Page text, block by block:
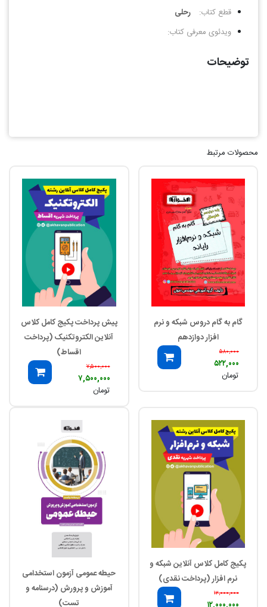
قطع کتاب:
رحلی
ویدئوی معرفی کتاب:
توضیحات
محصولات مرتبط
گام به گام دروس شبکه و نرم
افزار دوازدهم
۵۸۰,۰۰۰
۵۲۲,۰۰۰
تومان
پیش پرداخت پکیج کامل کلاس
آنلاین الکتروتکنیک (پرداخت
اقساط)
۷,۵۰۰,۰۰۰
۷,۵۰۰,۰۰۰
تومان
پکیج کامل کلاس آنلاین شبکه و
نرم افزار (پرداخت نقدی)
۱۲,۰۰۰,۰۰۰
حیطه عمومی آزمون استخدامی
آموزش و پرورش (درسنامه و
تست)